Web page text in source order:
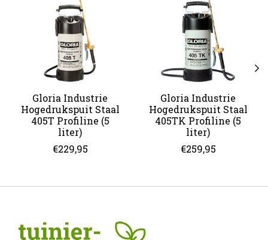
Gloria Industrie
Hogedrukspuit Staal
405T Profiline (5
liter)
€229,95
Gloria Industrie
Hogedrukspuit Staal
405TK Profiline (5
liter)
€259,95